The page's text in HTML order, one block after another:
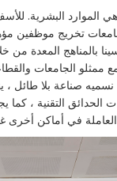
الموارد البشرية.
تخريج موظفين
بالمناهج المعدة من
الجامعات
صناعة بلا طائل ،
الحدائق التقنية ،
في أماكن أخرى